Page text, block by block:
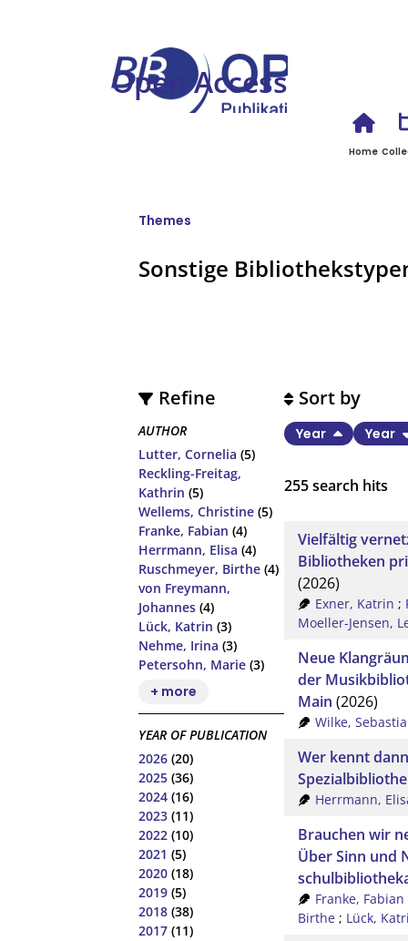
Open Access
Home
Themes
Sonstige
Refine
AUTHOR
Lutter, Cornelia (5)
Reckling-Freitag,
Kathrin (5)
Wellems, Christine (5)
Franke, Fabian (4)
Herrmann, Elisa (4)
Ruschmeyer, Birthe (4)
von Freymann,
Johannes (4)
Lück, Katrin (3)
Nehme, Irina (3)
Petersohn, Marie (3)
+ more
YEAR OF PUBLICATION
2026 (20)
2025 (36)
2024 (16)
2023 (11)
2022 (10)
2021 (5)
2020 (18)
2019 (5)
2018 (38)
2017 (11)
255search hits
Sort by
Year Year
Vielfältig
Bibliotheken
(2026)
Exner, Katrin ;
Moeller-Jensen,
Neue
der
Main (2026)
Wilke,
Wer kennt
Herrmann,
Brauchen wir
Über Sinn und
Franke, Fabian
Birthe ; Lück,